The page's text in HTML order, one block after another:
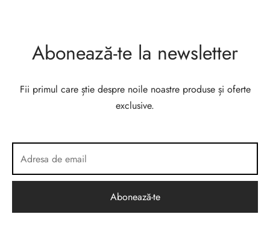
Abonează-te la newsletter
Fii primul care știe despre noile noastre produse și oferte
exclusive.